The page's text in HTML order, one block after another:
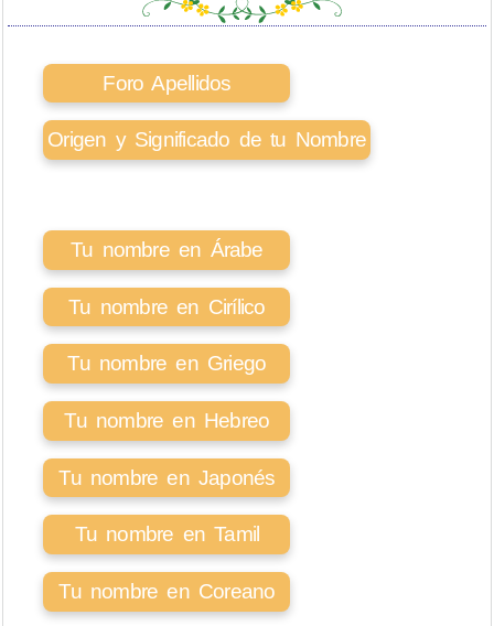
Foro Apellidos
Origen y Significado de tu Nombre
Tu nombre en Árabe
Tu nombre en Cirílico
Tu nombre en Griego
Tu nombre en Hebreo
Tu nombre en Japonés
Tu nombre en Tamil
Tu nombre en Coreano